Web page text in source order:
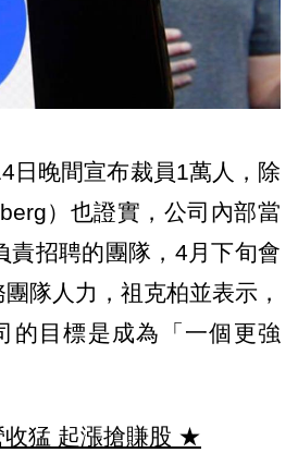
日晚間宣布裁員1萬人，除
）也證實，公司內部當
責招聘的團隊，4月下旬會
隊人力，祖克柏並表示，
的目標是成為「一個更強
猛 起漲搶賺股 ★